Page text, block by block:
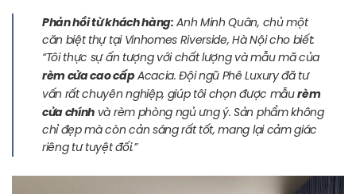
Phản hồi từ khách hàng:Anh Minh Quân, chủ một
căn biệt thự tại Vinhomes Riverside, Hà Nội cho biết:
“Tôi thực sự ấn tượng với chất lượng và mẫu mã của
rèm cửa cao cấpAcacia. Đội ngũ Phê Luxury đã tư
vấn rất chuyên nghiệp, giúp tôi chọn được mẫurèm
cửa chính và rèm phòng ngủ ưng ý. Sản phẩm không
chỉ đẹp mà còn cản sáng rất tốt, mang lại cảm giác
riêng tư tuyệt đối.”